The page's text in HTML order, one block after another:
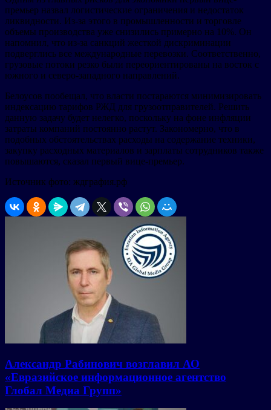
премьер назвал логистические ограничения и недостаток
ликвидности. Из-за этого в промышленности и торговле
объемы производства уже снизились примерно на 10%. Он
напомнил, что из-за санкций жесткой дискриминации
подверглись все международные перевозки. Соответственно,
грузовые потоки резко были переориентированы на восток с
южного и северо-западного направлений.
Белоусов пообещал, что власти постараются минимизировать
индексацию тарифов РЖД для грузоотправителей. Решить
данную задачу будет нелегко, поскольку на фоне инфляции
затраты компаний постоянно растут. Закономерно, что в
подобных обстоятельствах расходы на содержание техники,
закупку расходных материалов и зарплаты сотрудников также
повышаются, сказал первый вице-премьер.
Источник фото: ждграфия.рф
Александр Рабинович возглавил АО
«Евразийское информационное агентство
Глобал Медиа Групп»